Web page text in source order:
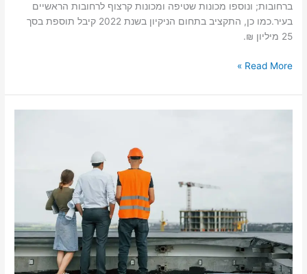
ברחובות; ונוספו מכונות שטיפה ומכונות קרצוף לרחובות הראשיים
בעיר.כמו כן, התקציב בתחום הניקיון בשנת 2022 קיבל תוספת בסך
25 מיליון ₪.
Read More »
שלכם